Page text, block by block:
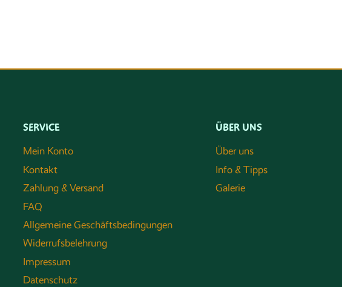
SERVICE
Mein Konto
Kontakt
Zahlung & Versand
FAQ
Allgemeine Geschäftsbedingungen
Widerrufsbelehrung
Impressum
Datenschutz
ÜBER UNS
Über uns
Info & Tipps
Galerie